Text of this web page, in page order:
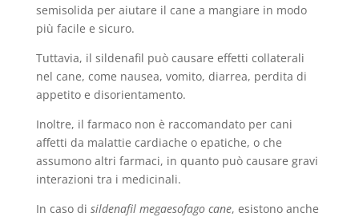
semisolida per aiutare il cane a mangiare in modo
più facile e sicuro.
Tuttavia, il sildenafil può causare effetti collaterali
nel cane, come nausea, vomito, diarrea, perdita di
appetito e disorientamento.
Inoltre, il farmaco non è raccomandato per cani
affetti da malattie cardiache o epatiche, o che
assumono altri farmaci, in quanto può causare gravi
interazioni tra i medicinali.
In caso di sildenafil megaesofago cane, esistono anche